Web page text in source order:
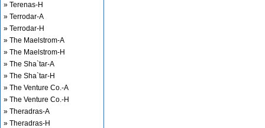
» Terenas-H
» Terrodar-A
» Terrodar-H
» The Maelstrom-A
» The Maelstrom-H
» The Sha`tar-A
» The Sha`tar-H
» The Venture Co.-A
» The Venture Co.-H
» Theradras-A
» Theradras-H